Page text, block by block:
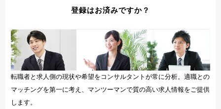
登録はお済みですか？
転職者と求人側の現状や希望をコンサルタントが常に分析。適職との
マッチングを第一に考え、マンツーマンで質の高い求人情報をご提供
します。